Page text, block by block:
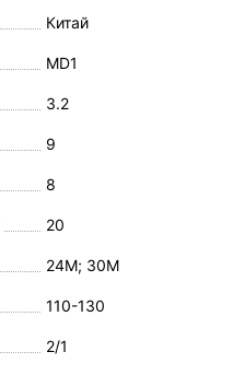
Китай
MD1
3.2
9
8
20
24М; 30М
110-130
2/1